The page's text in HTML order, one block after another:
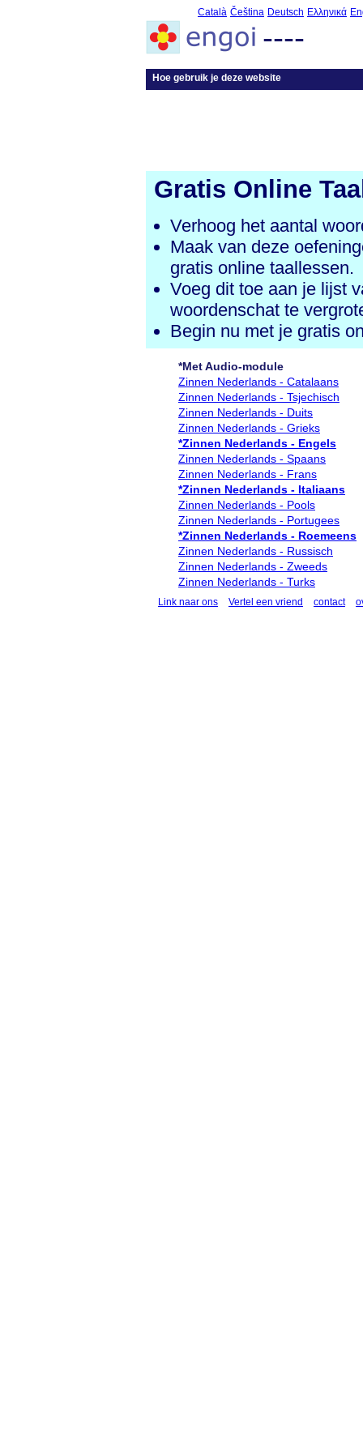
Català Čeština Deutsch Ελληνικά
----
Hoe gebruik je deze website
Gratis Online
Verhoog het aantal
Maak van deze
gratis online taallessen.
Voeg dit toe aan je lijst
woordenschat te
Begin nu met je gratis
*Met Audio-module
Zinnen Nederlands - Catalaans
Zinnen Nederlands - Tsjechisch
Zinnen Nederlands - Duits
Zinnen Nederlands - Grieks
*Zinnen Nederlands - Engels
Zinnen Nederlands - Spaans
Zinnen Nederlands - Frans
*Zinnen Nederlands - Italiaans
Zinnen Nederlands - Pools
Zinnen Nederlands - Portugees
*Zinnen Nederlands - Roemeens
Zinnen Nederlands - Russisch
Zinnen Nederlands - Zweeds
Zinnen Nederlands - Turks
Link naar ons Vertel een vriend contact